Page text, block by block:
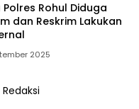
Rohul Diduga
dan Reskrim Lakukan
2025